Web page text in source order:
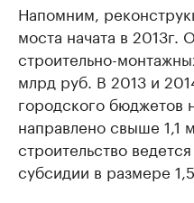
Напомним,
моста начата в 2013г.
строительно-
млрд руб. В 2013 и
городского бюджетов
направлено свыше 1,1
строительство
субсидии в размере